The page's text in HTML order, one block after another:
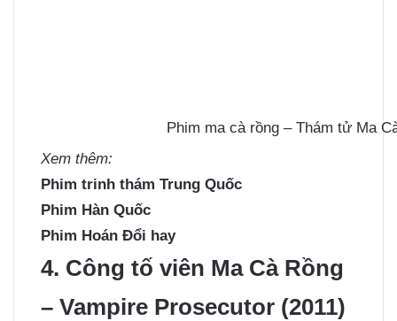
Phim ma cà rồng – Thám tử Ma
Xem thêm:
Phim trinh thám Trung Quốc
Phim Hàn Quốc
Phim Hoán Đổi hay
4. Công tố viên Ma Cà Rồng
– Vampire Prosecutor (2011)